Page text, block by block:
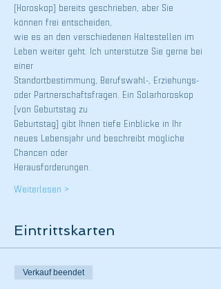
(Horoskop) bereits geschrieben, aber Sie
können frei entscheiden,
wie es an den verschiedenen Haltestellen im
Leben weiter geht. Ich unterstütze Sie gerne bei
einer
Standortbestimmung, Berufswahl-, Erziehungs-
oder Partnerschaftsfragen. Ein Solarhoroskop
(von Geburtstag zu
Geburtstag) gibt Ihnen tiefe Einblicke in Ihr
neues Lebensjahr und beschreibt mögliche
Chancen oder
Herausforderungen.
Weiterlesen >
Eintrittskarten
Verkauf beendet